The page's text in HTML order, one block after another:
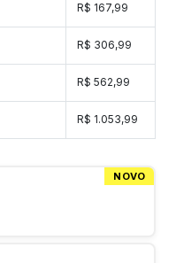
R$ 167,99
R$ 306,99
R$ 562,99
R$ 1.053,99
NOVO